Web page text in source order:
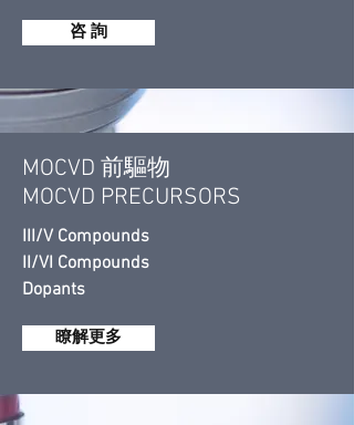
咨 詢
MOCVD 前驅物
MOCVD PRECURSORS
III/V Compounds
II/VI Compounds
Dopants
瞭解更多